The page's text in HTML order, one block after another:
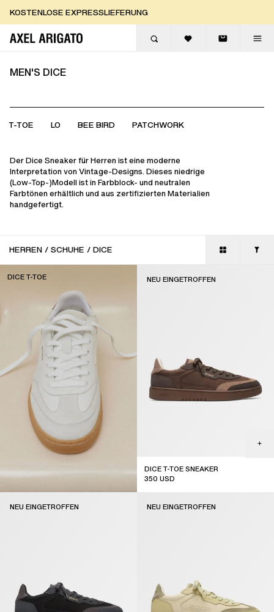
KOSTENLOSE RÜCKGABEN
ENTDECKE DIE NEUHEITENKOSTENLOSE EXPRESSLIEFERUNG
MEN'S DICE
T-TOE LO BEE BIRD PATCHWORK
Der Dice Sneaker für Herren ist eine moderne
Interpretation von Vintage-Designs. Dieses niedrige
(Low-Top-)Modell ist in Farbblock- und neutralen
Farbtönen erhältlich und aus zertifizierten Materialien
handgefertigt.
HERREN / SCHUHE / DICE
DICE T-TOE
DICE T-TOE SNEAKER
350 USD
NEU EINGETROFFEN
NEU EINGETROFFEN NEU EINGETROFFEN